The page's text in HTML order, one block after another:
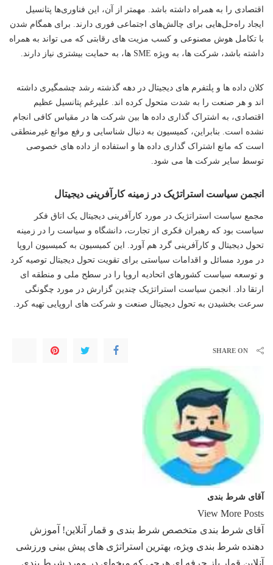
اقتصادی را به همراه داشته باشد. مهمتر از آن، این فناوری‌ها پتانسیل
ایجاد راه‌حل‌هایی برای چالش‌های اجتماعی فوری دارند. برای همگام شدن
با تکامل هوش مصنوعی و کسب مزیت های رقابتی که می تواند به همراه
داشته باشد، شرکت ها، به ویژه SME ها، به حمایت بیشتری نیاز دارند.
کلان داده ها و پلتفرم های دیجیتال در دهه گذشته رشد چشمگیری داشته
اند و هر صنعت را به شدت متحول کرده اند. علیرغم پتانسیل عظیم
اقتصادی، به اشتراک گذاری داده ها بین شرکت ها در مقیاس کافی انجام
نشده است. بنابراین، کمیسیون به دنبال شناسایی و رفع موانع غیرمنطقی
است که مانع اشتراک گذاری داده ها و استفاده از داده های خصوصی
توسط سایر شرکت ها می شود.
انجمن سیاست استراتژیک در زمینه کارآفرینی دیجیتال
مجمع سیاست استراتژیک در مورد کارآفرینی دیجیتال یک اتاق فکر
سیاست بود که رهبران فکری از تجارت، دانشگاه و سیاست را در زمینه
تحول دیجیتال و کارآفرینی گرد هم آورد. این کمیسیون به کمیسیون اروپا
در مورد مسائل و اقدامات سیاستی برای تقویت تحول دیجیتال توصیه کرد
و توسعه سیاست کشورهای اتحادیه اروپا را در سطح ملی و منطقه ای
ارتقا داد. انجمن سیاست استراتژیک چندین گزارش در مورد چگونگی
سرعت بخشیدن به تحول دیجیتال صنعت و شرکت های اروپایی تهیه کرد.
SHARE ON
آقای شرط بندی
View More Posts
آقای شرط بندی متخصص شرط بندی و قمار آنلاین! آموزش
دهنده شرط بندی ویژه، بهترین استراتژی های پیش بینی ورزشی
آنلاین قمار باز حرفه ای هرچی که میخوای در مورد شرط بندی